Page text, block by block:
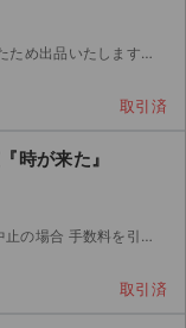
[詳細] 席 列 ～ 番 予定が合わなくなってしまったため出品いたします。 【注意事項】 取...
取引済
時が来た』
[詳細] 列 番台 発券番号をお知らせします。 公演中止の場合 手数料を引いた金額を返金いた...
取引済